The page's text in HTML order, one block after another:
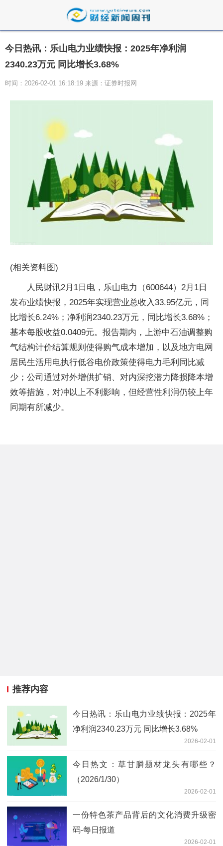
今日热讯：乐山电力业绩快报：2025年净利润
2340.23万元 同比增长3.68%
时间：2026-02-01 16:18:19 来源：证券时报网
(相关资料图)
人民财讯2月1日电，乐山电力（600644）2月1日
发布业绩快报，2025年实现营业总收入33.95亿元，同
比增长6.24%；净利润2340.23万元，同比增长3.68%；
基本每股收益0.0409元。报告期内，上游中石油调整购
气结构计价结算规则使得购气成本增加，以及地方电网
居民生活用电执行低谷电价政策使得电力毛利同比减
少；公司通过对外增供扩销、对内深挖潜力降损降本增
效等措施，对冲以上不利影响，但经营性利润仍较上年
同期有所减少。
推荐内容
今日热讯：乐山电力业绩快报：2025年
净利润2340.23万元 同比增长3.68%
2026-02-01
今日热文：草甘膦题材龙头有哪些？
（2026/1/30）
2026-02-01
一份特色茶产品背后的文化消费升级密
码-每日报道
2026-02-01